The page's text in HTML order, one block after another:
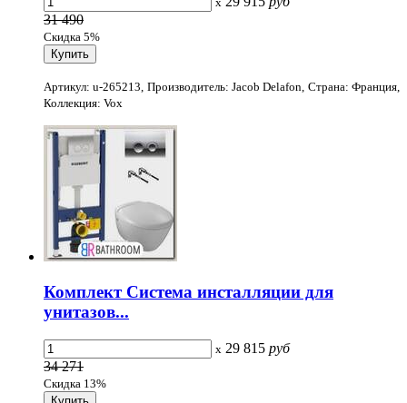
31 490
Скидка 5%
Артикул: u-265213, Производитель: Jacob Delafon, Страна: Франция,
Коллекция: Vox
Комплект Система инсталляции для
унитазов...
x 29 815 руб
34 271
Скидка 13%